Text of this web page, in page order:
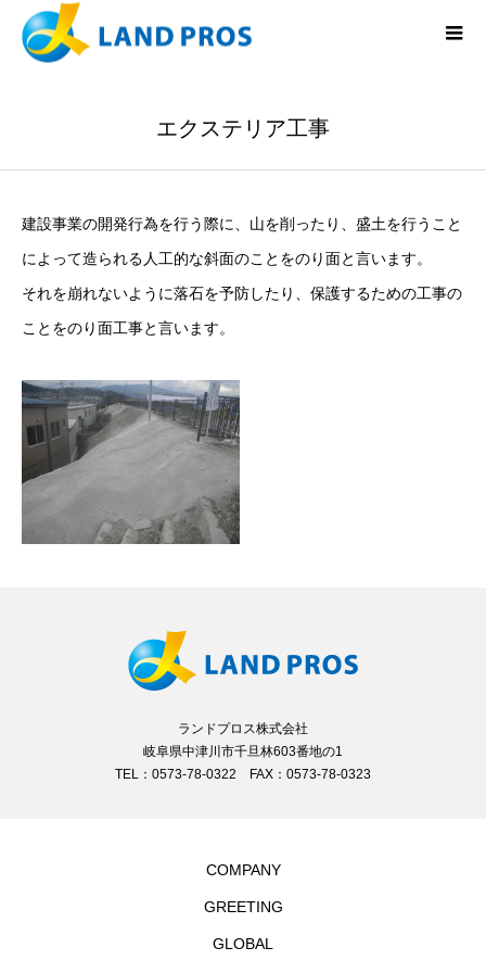
エクステリア工事
建設事業の開発行為を行う際に、山を削ったり、盛土を行うこと
によって造られる人工的な斜面のことをのり面と言います。
それを崩れないように落石を予防したり、保護するための工事の
ことをのり面工事と言います。
ランドプロス株式会社
岐阜県中津川市千旦林603番地の1
TEL：0573-78-0322 FAX：0573-78-0323
COMPANY
GREETING
GLOBAL